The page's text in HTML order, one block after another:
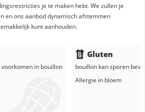
je te maken hebt. We zullen je
en ons aanbod dynamisch afstemmen
kunt aanhouden.
voorkomen in bouillon
Gluten
bouillonkan sporen
Allergie in bloem